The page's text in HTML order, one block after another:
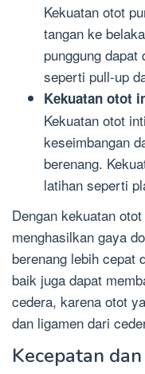
Kekuatan otot
tangan ke
punggung dapat
seperti pull-up
Kekuatan otot
Kekuatan otot
keseimbangan
berenang.
latihan seperti
Dengan kekuatan
menghasilkan gaya
berenang lebih cepat
baik juga dapat
cedera, karena otot
dan ligamen dari
Kecepatan